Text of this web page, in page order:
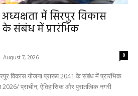
में सिरपुर विकास
के संबंध में प्रारंभिक
August 7, 2026 0
विकास योजना प्रारूप 2041 के संबंध में प्रारंभिक
प्राचीन, ऐतिहासिक और पुरातत्विक नगरी